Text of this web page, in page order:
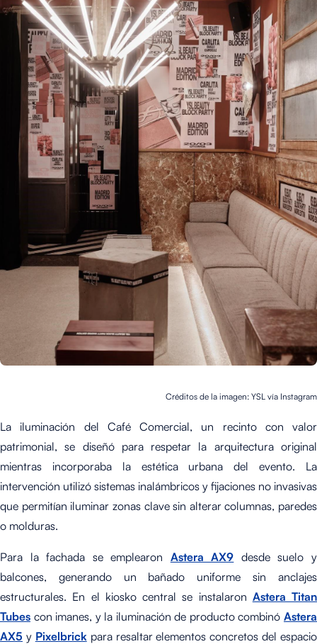
Créditos de la imagen: YSL vía Instagram
La iluminación del Café Comercial, un recinto con valor
patrimonial, se diseñó para respetar la arquitectura original
mientras incorporaba la estética urbana del evento. La
intervención utilizó sistemas inalámbricos y fijaciones no invasivas
que permitían iluminar zonas clave sin alterar columnas, paredes
o molduras.
Para la fachada se emplearon Astera AX9 desde suelo y
balcones, generando un bañado uniforme sin anclajes
estructurales. En el kiosko central se instalaron Astera Titan
Tubes con imanes, y la iluminación de producto combinó Astera
AX5 y Pixelbrickpara resaltar elementos concretos del espacio